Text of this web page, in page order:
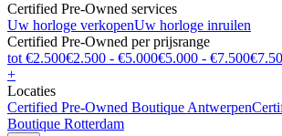
Certified Pre-Owned services
Uw horloge verkopenUw horloge inruilen
Certified Pre-Owned per prijsrange
tot €2.500€2.500 - €5.000€5.000 - €7.500
+
Locaties
Certified Pre-Owned Boutique Antwerpen
Boutique Rotterdam